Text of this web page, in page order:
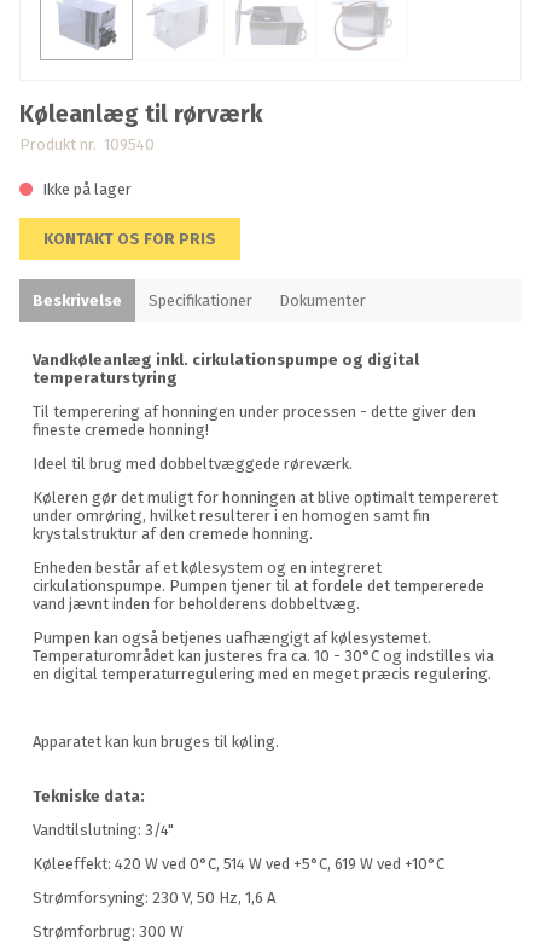
Køleanlæg til rørværk
Produkt nr. 109540
Ikke på lager
KONTAKT OS FOR PRIS
Beskrivelse Specifikationer Dokumenter
Vandkøleanlæg inkl. cirkulationspumpe og digital
temperaturstyring
Til temperering af honningen under processen - dette giver den
fineste cremede honning!
Ideel til brug med dobbeltvæggede røreværk.
Køleren gør det muligt for honningen at blive optimalt tempereret
under omrøring, hvilket resulterer i en homogen samt fin
krystalstruktur af den cremede honning.
Enheden består af et kølesystem og en integreret
cirkulationspumpe. Pumpen tjener til at fordele det tempererede
vand jævnt inden for beholderens dobbeltvæg.
Pumpen kan også betjenes uafhængigt af kølesystemet.
Temperaturområdet kan justeres fra ca. 10 - 30°C og indstilles via
en digital temperaturregulering med en meget præcis regulering.
Apparatet kan kun bruges til køling.
Tekniske data:
Vandtilslutning: 3/4"
Køleeffekt: 420 W ved 0°C, 514 W ved +5°C, 619 W ved +10°C
Strømforsyning: 230 V, 50 Hz, 1,6 A
Strømforbrug: 300 W